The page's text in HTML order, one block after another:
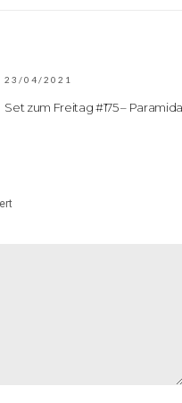
23/04/2021
Set zum Freitag #175 – Paramida